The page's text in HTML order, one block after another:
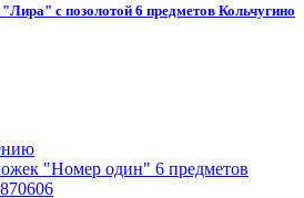
с позолотой 6 предметов Кольчугино